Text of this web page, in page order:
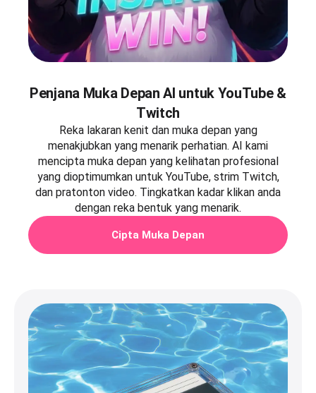
Penjana Muka Depan AI untuk YouTube &
Twitch
Reka lakaran kenit dan muka depan yang
menakjubkan yang menarik perhatian. AI kami
mencipta muka depan yang kelihatan profesional
yang dioptimumkan untuk YouTube, strim Twitch,
dan pratonton video. Tingkatkan kadar klikan anda
dengan reka bentuk yang menarik.
Cipta Muka Depan